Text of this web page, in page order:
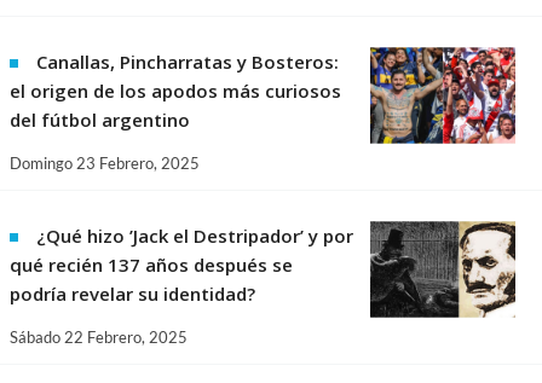
Canallas, Pincharratas y Bosteros:
el origen de los apodos más curiosos
del fútbol argentino
Domingo 23 Febrero, 2025
¿Qué hizo ’Jack el Destripador’ y por
qué recién 137 años después se
podría revelar su identidad?
Sábado 22 Febrero, 2025